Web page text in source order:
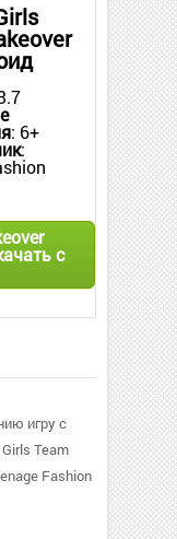
: 6+
:
с
игру с
Team
Fashion